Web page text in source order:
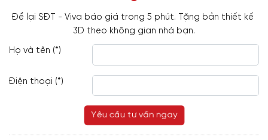
Để lại SĐT - Viva báo giá trong 5 phút. Tặng bản thiết kế
3D theo không gian nhà bạn.
Họ và tên (*)
Điện thoại (*)
Yêu cầu tư vấn ngay